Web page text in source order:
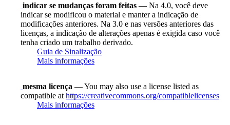
indicar se mudanças foram feitas — Na 4.0, você deve
indicar se modificou o material e manter a indicação de
modificações anteriores. Na 3.0 e nas versões anteriores das
licenças, a indicação de alterações apenas é exigida caso você
tenha criado um trabalho derivado.
Guia de Sinalização
Mais informações
mesma licença — You may also use a license listed as
compatible at https://creativecommons.org/compatiblelicenses
Mais informações